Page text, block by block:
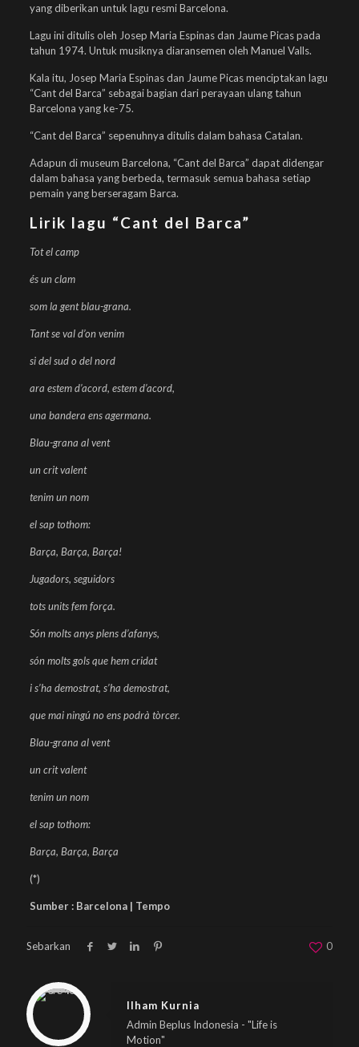
yang diberikan untuk lagu resmi Barcelona.
Lagu ini ditulis oleh Josep Maria Espinas dan Jaume Picas pada
tahun 1974. Untuk musiknya diaransemen oleh Manuel Valls.
Kala itu, Josep Maria Espinas dan Jaume Picas menciptakan lagu
“Cant del Barca” sebagai bagian dari perayaan ulang tahun
Barcelona yang ke-75.
“Cant del Barca” sepenuhnya ditulis dalam bahasa Catalan.
Adapun di museum Barcelona, “Cant del Barca” dapat didengar
dalam bahasa yang berbeda, termasuk semua bahasa setiap
pemain yang berseragam Barca.
Lirik lagu “Cant del Barca”
Tot el camp
és un clam
som la gent blau-grana.
Tant se val d’on venim
si del sud o del nord
ara estem d’acord, estem d’acord,
una bandera ens agermana.
Blau-grana al vent
un crit valent
tenim un nom
el sap tothom:
Barça, Barça, Barça!
Jugadors, seguidors
tots units fem força.
Són molts anys plens d’afanys,
són molts gols que hem cridat
i s’ha demostrat, s’ha demostrat,
que mai ningú no ens podrà tòrcer.
Blau-grana al vent
un crit valent
tenim un nom
el sap tothom:
Barça, Barça, Barça
(*)
Sumber : Barcelona | Tempo
Sebarkan 0
Warning
: Trying to access array offset on null in
/home/u833233641/domains/beplus.id/public_html/wp-content/themes/betheme/includes/content-single.php
on line
286
Ilham Kurnia
Admin Beplus Indonesia - "Life is
Motion"